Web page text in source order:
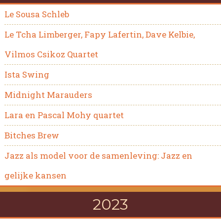
Le Sousa Schleb
Le Tcha Limberger, Fapy Lafertin, Dave Kelbie,
Vilmos Csikoz Quartet
Ista Swing
Midnight Marauders
Lara en Pascal Mohy quartet
Bitches Brew
Jazz als model voor de samenleving: Jazz en
gelijke kansen
2023